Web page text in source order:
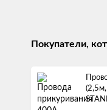
Покупатели,